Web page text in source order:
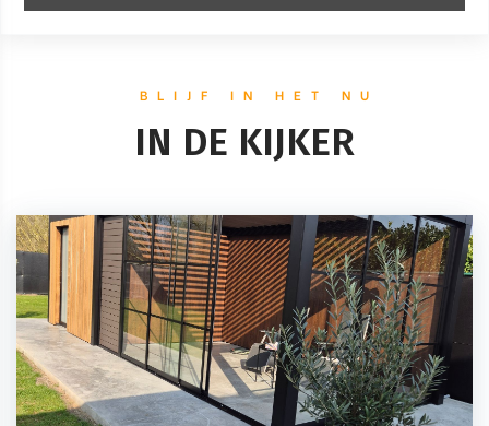
BLIJF IN HET NU
IN DE KIJKER